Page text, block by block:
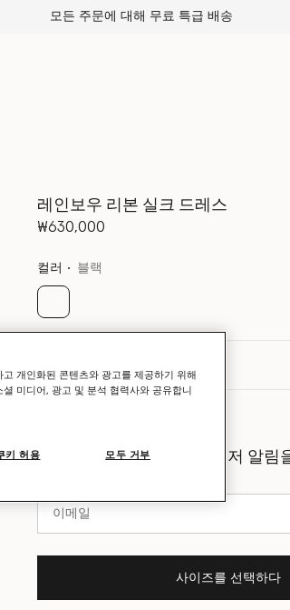
레인보우 리본 실크 드레스
₩630,000
컬러 블랙
선택 완료
제품이 재입고되면 가장 먼저 알림
사이즈를 선택하다
개인화된 콘텐츠와 광고를 제공하기 위해
미디어, 광고 및 분석 협력사와 공유합니
모두 거부
키 허용